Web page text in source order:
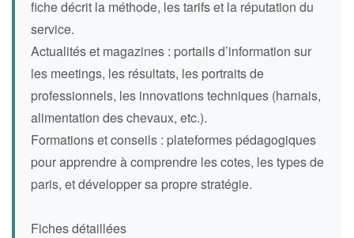
fiche décrit la méthode, les tarifs et la réputation du
service.
Actualités et magazines : portails d’information sur
les meetings, les résultats, les portraits de
professionnels, les innovations techniques (harnais,
alimentation des chevaux, etc.).
Formations et conseils : plateformes pédagogiques
pour apprendre à comprendre les cotes, les types de
paris, et développer sa propre stratégie.
Fiches détaillées